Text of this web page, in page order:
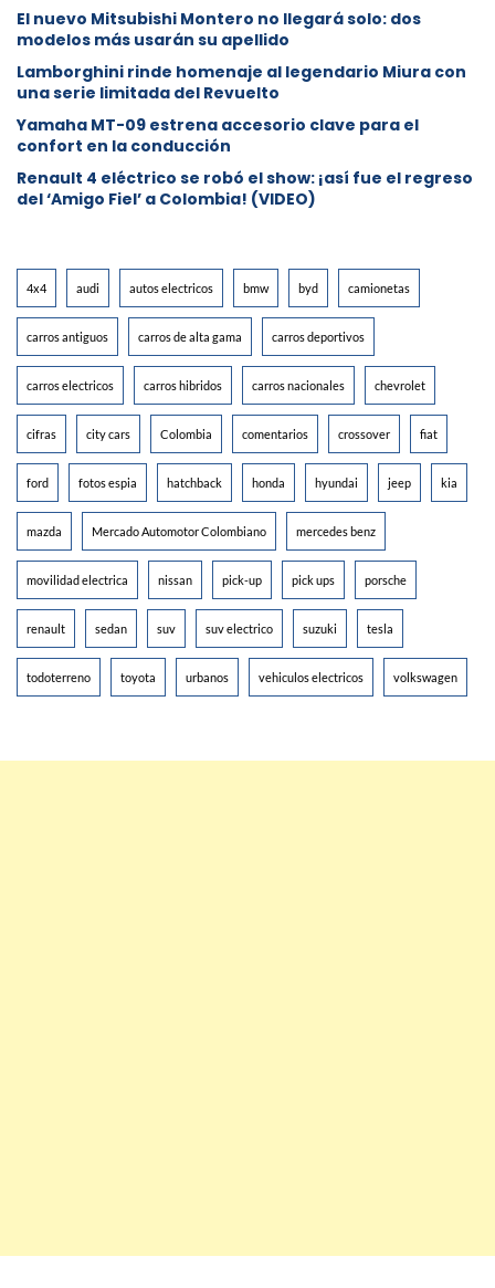
⁠El nuevo Mitsubishi Montero no llegará solo: dos
modelos más usarán su apellido
Lamborghini rinde homenaje al legendario Miura con
una serie limitada del Revuelto
Yamaha MT-09 estrena accesorio clave para el
confort en la conducción
Renault 4 eléctrico se robó el show: ¡así fue el regreso
del ‘Amigo Fiel’ a Colombia! (VIDEO)
4x4 audi autos electricos bmw byd camionetas
carros antiguos carros de alta gama carros deportivos
carros electricos carros hibridos carros nacionales chevrolet
cifras city cars Colombia comentarios crossover fiat
ford fotos espia hatchback honda hyundai jeep kia
mazda Mercado Automotor Colombiano mercedes benz
movilidad electrica nissan pick-up pick ups porsche
renault sedan suv suv electrico suzuki tesla
todoterreno toyota urbanos vehiculos electricos volkswagen